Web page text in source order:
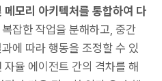
메모리 아키텍처를 통합하여 다
잡한 작업을 분해하고, 중간
에 따라 행동을 조정할 수 있
율 에이전트 간의 격차를 해